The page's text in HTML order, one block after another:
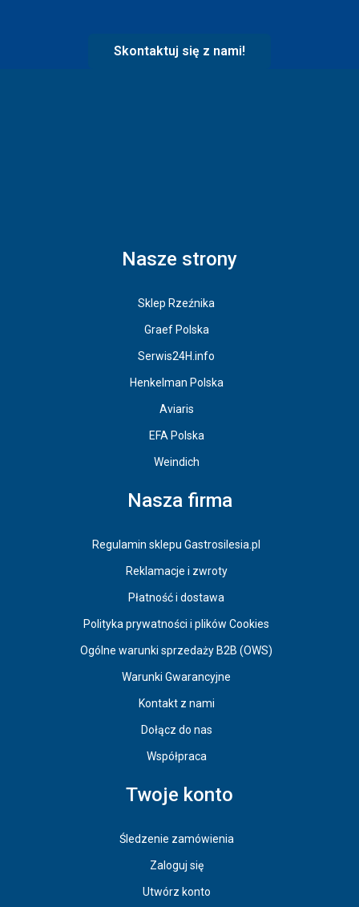
Skontaktuj się z nami!
Nasze strony
Sklep Rzeźnika
Graef Polska
Serwis24H.info
Henkelman Polska
Aviaris
EFA Polska
Weindich
Nasza firma
Regulamin sklepu Gastrosilesia.pl
Reklamacje i zwroty
Płatność i dostawa
Polityka prywatności i plików Cookies
Ogólne warunki sprzedaży B2B (OWS)
Warunki Gwarancyjne
Kontakt z nami
Dołącz do nas
Współpraca
Twoje konto
Śledzenie zamówienia
Zaloguj się
Utwórz konto